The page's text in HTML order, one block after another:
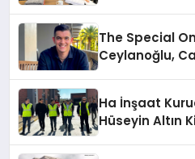
The Special
Ceylanoğlu,
Ha İnşaat
Hüseyin Altın